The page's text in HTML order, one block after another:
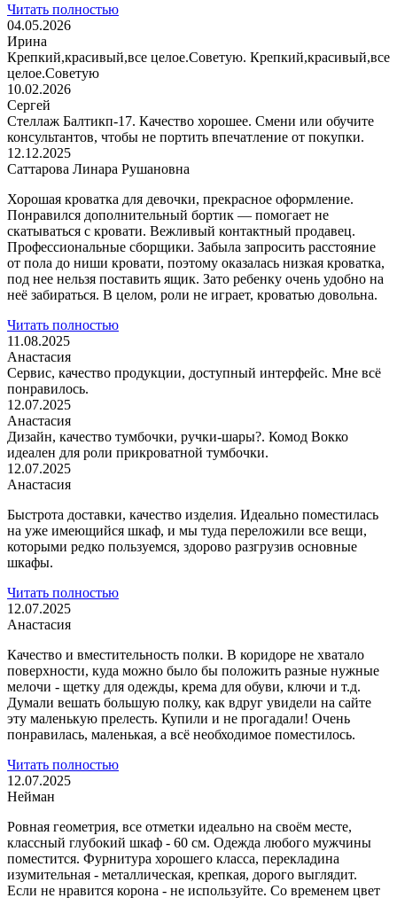
Читать полностью
04.05.2026
Ирина
Крепкий,красивый,все целое.Советую. Крепкий,красивый,все
целое.Советую
10.02.2026
Сергей
Стеллаж Балтикп-17. Качество хорошее. Смени или обучите
консультантов, чтобы не портить впечатление от покупки.
12.12.2025
Саттарова Линара Рушановна
Хорошая кроватка для девочки, прекрасное оформление.
Понравился дополнительный бортик — помогает не
скатываться с кровати. Вежливый контактный продавец.
Профессиональные сборщики. Забыла запросить расстояние
от пола до ниши кровати, поэтому оказалась низкая кроватка,
под нее нельзя поставить ящик. Зато ребенку очень удобно на
неё забираться. В целом, роли не играет, кроватью довольна.
Читать полностью
11.08.2025
Анастасия
Сервис, качество продукции, доступный интерфейс. Мне всё
понравилось.
12.07.2025
Анастасия
Дизайн, качество тумбочки, ручки-шары?. Комод Вокко
идеален для роли прикроватной тумбочки.
12.07.2025
Анастасия
Быстрота доставки, качество изделия. Идеально поместилась
на уже имеющийся шкаф, и мы туда переложили все вещи,
которыми редко пользуемся, здорово разгрузив основные
шкафы.
Читать полностью
12.07.2025
Анастасия
Качество и вместительность полки. В коридоре не хватало
поверхности, куда можно было бы положить разные нужные
мелочи - щетку для одежды, крема для обуви, ключи и т.д.
Думали вешать большую полку, как вдруг увидели на сайте
эту маленькую прелесть. Купили и не прогадали! Очень
понравилась, маленькая, а всё необходимое поместилось.
Читать полностью
12.07.2025
Нейман
Ровная геометрия, все отметки идеально на своём месте,
классный глубокий шкаф - 60 см. Одежда любого мужчины
поместится. Фурнитура хорошего класса, перекладина
изумительная - металлическая, крепкая, дорого выглядит.
Если не нравится корона - не используйте. Со временем цвет